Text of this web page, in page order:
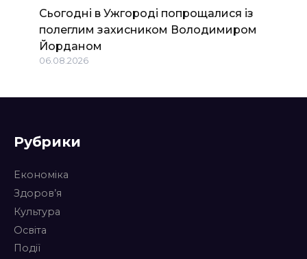
Сьогодні в Ужгороді попрощалися із
полеглим захисником Володимиром
Йорданом
06.08.2026
Рубрики
Економіка
Здоров’я
Культура
Освіта
Події